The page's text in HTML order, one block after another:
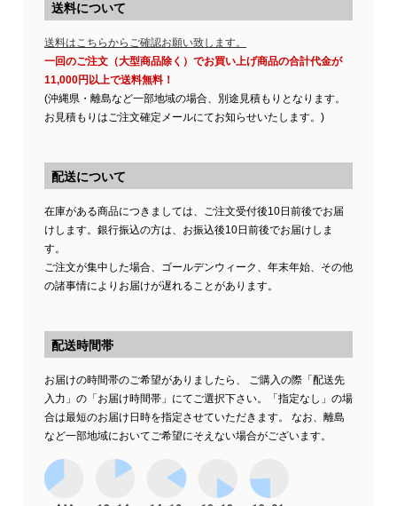
送料について
送料はこちらからご確認お願い致します。
一回のご注文（大型商品除く）でお買い上げ商品の合計代金が
11,000円以上で送料無料！
(沖縄県・離島など一部地域の場合、別途見積もりとなります。
お見積もりはご注文確定メールにてお知らせいたします。)
配送について
在庫がある商品につきましては、ご注文受付後10日前後でお届
けします。銀行振込の方は、お振込後10日前後でお届けしま
す。
ご注文が集中した場合、ゴールデンウィーク、年末年始、その他
の諸事情によりお届けが遅れることがあります。
配送時間帯
お届けの時間帯のご希望がありましたら、 ご購入の際「配送先
入力」の「お届け時間帯」にてご選択下さい。「指定なし」の場
合は最短のお届け日時を指定させていただきます。 なお、離島
など一部地域においてご希望にそえない場合がございます。